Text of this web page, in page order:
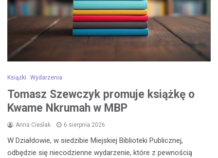
Książki Wydarzenia
Tomasz Szewczyk promuje książkę o
Kwame Nkrumah w MBP
Anna Cieślak 6 sierpnia 2026
W Działdowie, w siedzibie Miejskiej Biblioteki Publicznej,
odbędzie się niecodzienne wydarzenie, które z pewnością